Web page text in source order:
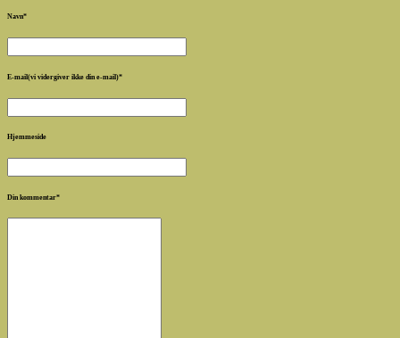
Navn*
E-mail(vi vidergiver ikke din e-mail)*
Hjemmeside
Din kommentar*